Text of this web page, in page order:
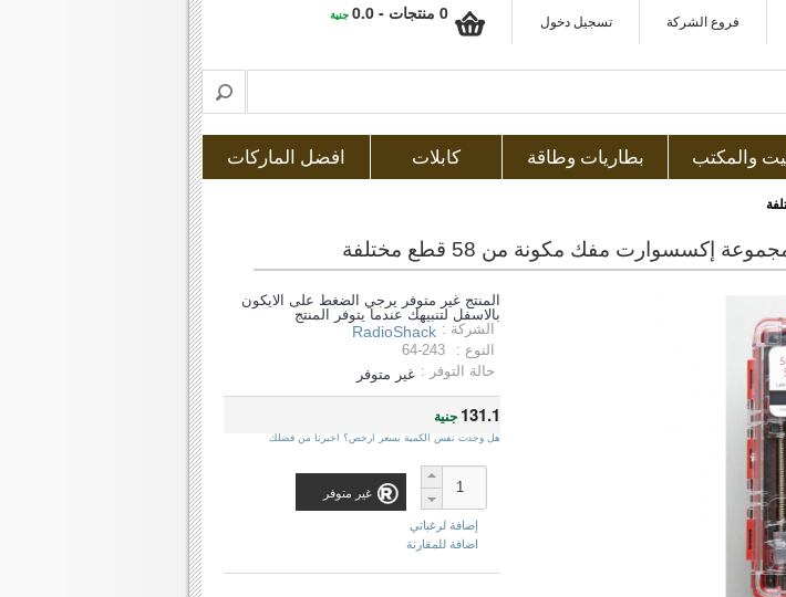
فروع الشركة تسجيل دخول 0 منتجات - 0.0 جنية
والمكتب بطاريات وطاقة كابلات افضل الماركات
المنتج غير متوفر يرجي الضغط على الايكون
بالاسفل لتنبيهك عندما يتوفر المنتج
الشركة : RadioShack
النوع :
64-243
حالة التوفر : غير متوفر
131.1 جنية
هل وجدت نفس الكمية بسعر ارخص؟ اخبرنا من فضلك
غير متوفر
إضافة لرغباتي
اضافة للمقارنة